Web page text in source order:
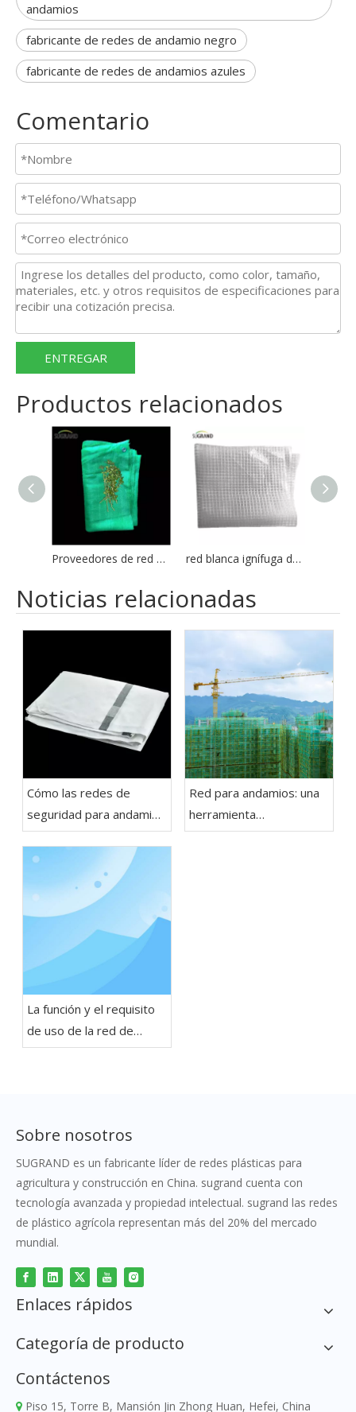
andamios
fabricante de redes de andamio negro
fabricante de redes de andamios azules
Comentario
ENTREGAR
Productos relacionados
Proveedores de red de seguridad de seguridad de construcción verde al aire libre 660GSM red blanca ignífuga de la lámina del andamio del claro los 2*45M/3*45M del indicador 600G
Noticias relacionadas
Cómo las redes de
seguridad para andamios
mejoran el trabajo de
construcción de puentes
Red para andamios: una
herramienta
imprescindible para
La función y el requisito
de uso de la red de
seguridad para andamios
Sobre nosotros
SUGRAND es un fabricante líder de redes plásticas para
agricultura y construcción en China. sugrand cuenta con
tecnología avanzada y propiedad intelectual. sugrand las redes
de plástico agrícola representan más del 20% del mercado
mundial.
Enlaces rápidos
Categoría de producto
Contáctenos
 Piso 15, Torre B, Mansión Jin Zhong Huan, Hefei, China